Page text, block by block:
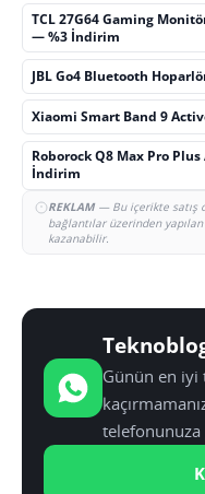
TCL 27G64 Gaming
— %3 İndirim
JBL Go4 Bluetooth
Xiaomi Smart Band 9
Roborock Q8 Max Pro
İndirim
REKLAM— Bu içerikte satış
bağlantılar üzerinden
kazanabilir.
Günün en iyi
telefonunuza